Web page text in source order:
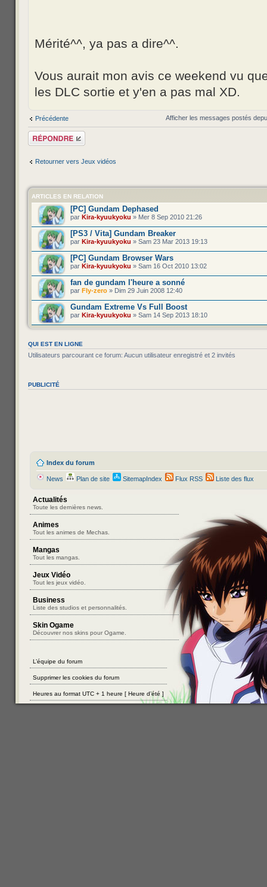
Mérité^^, ya pas a dire^^.
Vous aurait mon avis ce weekend vu
les DLC sortie et y'en a pas mal XD.
Précédente Afficher les messages postés
Répondre
Retourner vers Jeux vidéos
ARTICLES EN RELATION
[PC] Gundam Dephased
par Kira-kyuukyoku » Mer 8 Sep 2010 21:26
[PS3 / Vita] Gundam Breaker
par Kira-kyuukyoku » Sam 23 Mar 2013 19:13
[PC] Gundam Browser Wars
par Kira-kyuukyoku » Sam 16 Oct 2010 13:02
fan de gundam l'heure a sonné
par Fly-zero » Dim 29 Juin 2008 12:40
Gundam Extreme Vs Full Boost
par Kira-kyuukyoku » Sam 14 Sep 2013 18:10
QUI EST EN LIGNE
Utilisateurs parcourant ce forum: Aucun utilisateur enregistré et 2 invités
PUBLICITÉ
Index du forum
News Plan de site SitemapIndex Flux RSS Liste des flux
Actualités
Toute les dernières news.
Animes
Tout les animes de Mechas.
Mangas
Tout les mangas.
Jeux Vidéo
Tout les jeux vidéo.
Business
Liste des studios et personnalités.
Skin Ogame
Découvrer nos skins pour Ogame.
L’équipe du forum
Supprimer les cookies du forum
Heures au format UTC + 1 heure [ Heure d’été ]